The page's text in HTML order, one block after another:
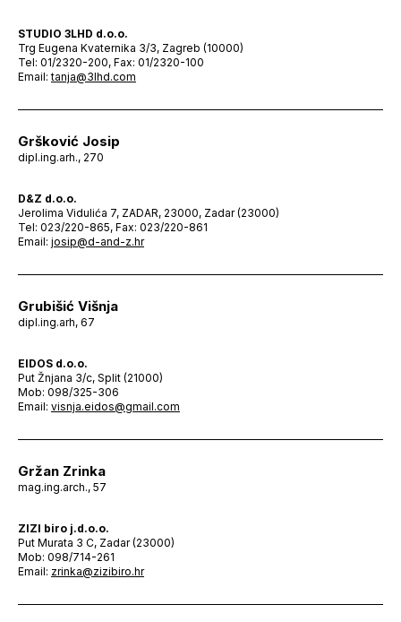
STUDIO 3LHD d.o.o.
Trg Eugena Kvaternika 3/3, Zagreb (10000)
Tel: 01/2320-200, Fax: 01/2320-100
Email:tanja@3lhd.com
Gršković Josip
dipl.ing.arh., 270
D&Z d.o.o.
Jerolima Vidulića 7, ZADAR, 23000, Zadar (23000)
Tel: 023/220-865, Fax: 023/220-861
Email: josip@d-and-z.hr
Grubišić Višnja
dipl.ing.arh, 67
EIDOS d.o.o.
Put Žnjana 3/c, Split (21000)
Mob: 098/325-306
Email: visnja.eidos@gmail.com
Gržan Zrinka
mag.ing.arch., 57
ZIZI biro j.d.o.o.
Put Murata 3 C, Zadar (23000)
Mob: 098/714-261
Email: zrinka@zizibiro.hr